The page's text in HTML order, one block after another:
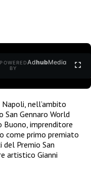
POWERED
BY
AdhubMedia
nell’ambito
Gennaro World
imprenditore
come primo premiato
Premio San
artistico Gianni